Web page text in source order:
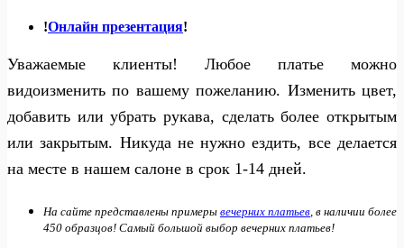
!Онлайн презентация!
Уважаемые клиенты! Любое платье можно
видоизменить по вашему пожеланию. Изменить цвет,
добавить или убрать рукава, сделать более открытым
или закрытым. Никуда не нужно ездить, все делается
на месте в нашем салоне в срок 1-14 дней.
На сайте представлены примеры вечерних платьев , в наличии более
450 образцов! Самый большой выбор вечерних платьев!